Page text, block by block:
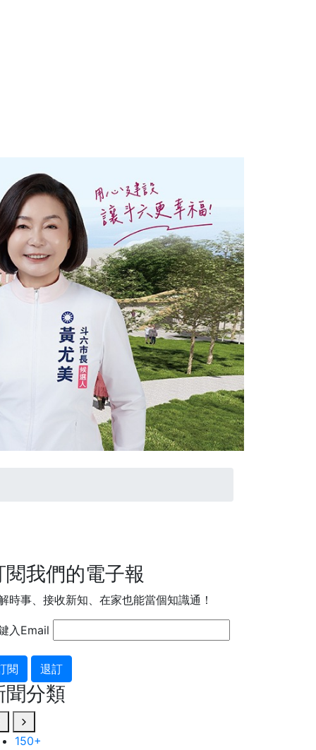
閱我們的電子報
時事、接收新知、在家也能當個知識通！
入Email
閱 退訂
聞分類
80+